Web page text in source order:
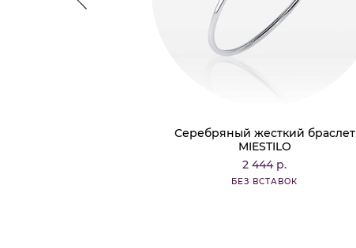
Серебряный жесткий браслет
MIESTILO
2 444 р.
БЕЗ ВСТАВОК